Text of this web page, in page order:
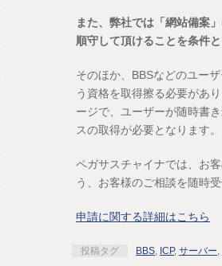
また、弊社では「網站備案
順守して頂けることを条件
そのほか、BBSなどのユー
う資格を取得擦る必要があ
ージで、ユーザーが随時書
スの取得が必要となります
ペガサスチャイナでは、お
う、お客様のご相談を随時
申請に関する詳細はこちら
投稿タグ BBS, ICP, サーバー,